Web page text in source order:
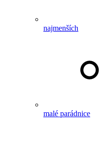
najmenších
malé parádnice